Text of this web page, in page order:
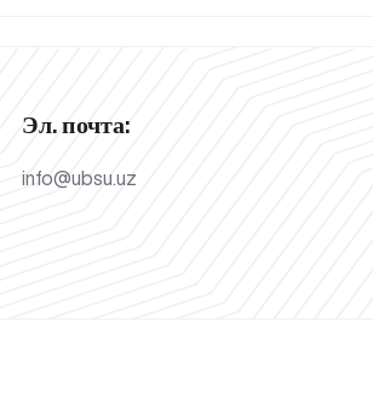
Эл. почта:
info@ubsu.uz